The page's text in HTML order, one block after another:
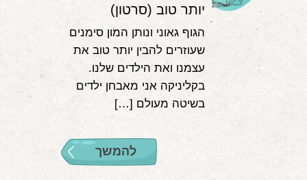
יותר טוב (סרטון)
הגוף גאוני ונותן המון סימנים
שעוזרים להבין יותר טוב את
עצמנו ואת הילדים שלנו.
בקליניקה אני מאבחן ילדים
בשיטה מעולם […]
להמשך